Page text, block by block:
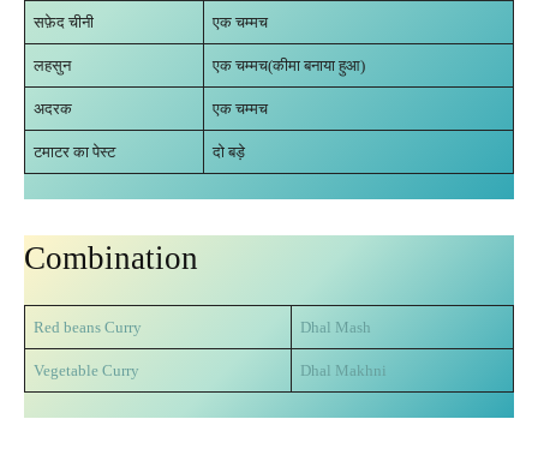
सफ़ेद चीनी एक चम्मच
लहसुन एक चम्मच(कीमा बनाया हुआ)
अदरक एक चम्मच
टमाटर का पेस्ट दो बड़े
Combination
Red beans Curry Dhal Mash
Vegetable Curry Dhal Makhni